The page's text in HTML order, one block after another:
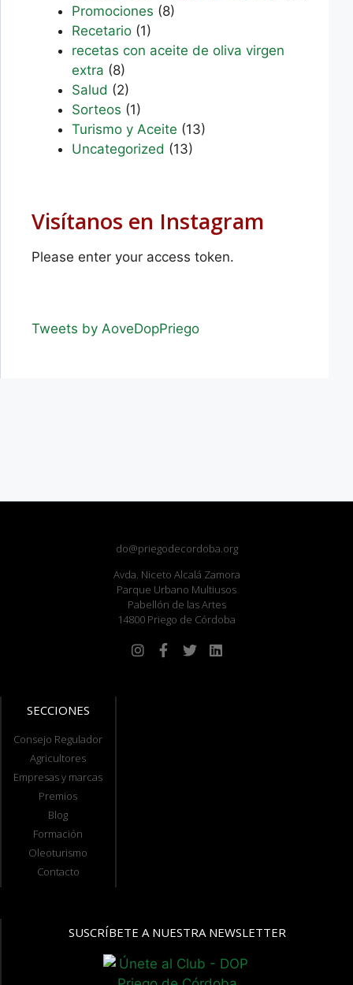
Promociones (8)
Recetario (1)
recetas con aceite de oliva virgen
extra (8)
Salud (2)
Sorteos (1)
Turismo y Aceite (13)
Uncategorized (13)
Visítanos en Instagram
Please enter your access token.
Tweets by AoveDopPriego
do@priegodecordoba.org
Avda. Niceto Alcalá Zamora
Parque Urbano Multiusos
Pabellón de las Artes
14800 Priego de Córdoba
SECCIONES
Consejo Regulador
Agricultores
Empresas y marcas
Premios
Blog
Formación
Oleoturismo
Contacto
SUSCRÍBETE A NUESTRA NEWSLETTER